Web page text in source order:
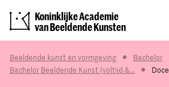
Koninklijke Academie
van Beeldende Kunsten
Beeldende kunst en vormgeving
Bachelor
Bachelor Beeldende Kunst (voltijd &...